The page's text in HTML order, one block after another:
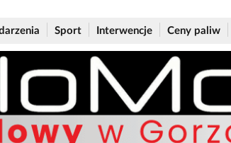
Sport Interwencje Ceny paliw